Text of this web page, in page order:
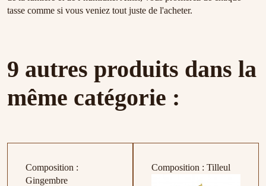
tasse comme si vous veniez tout juste de l'acheter.
9 autres produits dans la
même catégorie :
Composition :
Gingembre
Composition : Tilleul